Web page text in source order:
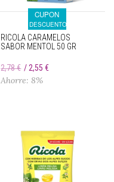
CUPON
DESCUENTO
RICOLA CARAMELOS
SABOR MENTOL 50 GR
2,78 € 2,55 €
Ahorre: 8%